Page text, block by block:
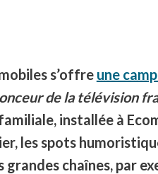
s’offre une
de la télévision
installée à
les spots
grandes chaînes, par